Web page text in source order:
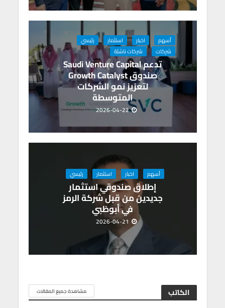
أسهم اخبار استثمار
رئيسي
شركات
شركات ناشئة
تدعم Saudi Venture Capital
صندوق Growth Catalyst
لتعزيز نمو الشركات
المتوسطة
2026-04-22
أسهم اخبار استثمار رئيسي
إطلاق صندوقي استثمار
جديدين من قبل شركة الرمز
في أبوظبي
2026-04-21
الكاتب مشاهدة جميع المقالات